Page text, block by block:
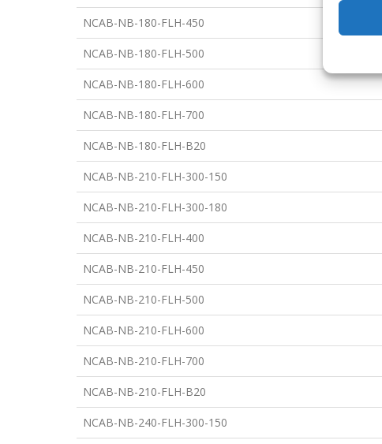
NCAB-NB-180-FLH-450
NCAB-NB-180-FLH-500
NCAB-NB-180-FLH-600
NCAB-NB-180-FLH-700
NCAB-NB-180-FLH-B20
NCAB-NB-210-FLH-300-150
NCAB-NB-210-FLH-300-180
NCAB-NB-210-FLH-400
NCAB-NB-210-FLH-450
NCAB-NB-210-FLH-500
NCAB-NB-210-FLH-600
NCAB-NB-210-FLH-700
NCAB-NB-210-FLH-B20
NCAB-NB-240-FLH-300-150